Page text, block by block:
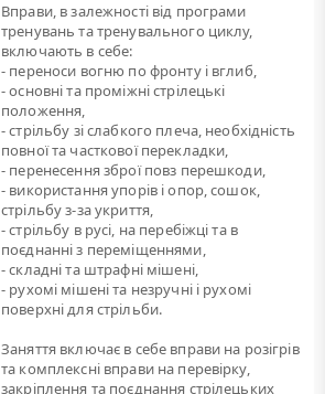
Вправи, в залежності від програми
тренувань та тренувального циклу,
включають в себе:
- переноси вогню по фронту і вглиб,
- основні та проміжні стрілецькі
положення,
- стрільбу зі слабкого плеча, необхідність
повної та часткової перекладки,
- перенесення зброї повз перешкоди,
- використання упорів і опор, сошок,
стрільбу з-за укриття,
- стрільбу в русі, на перебіжці та в
поєднанні з переміщеннями,
- складні та штрафні мішені,
- рухомі мішені та незручні і рухомі
поверхні для стрільби.
Заняття включає в себе вправи на розігрів
та комплексні вправи на перевірку,
закріплення та поєднання стрілецьких